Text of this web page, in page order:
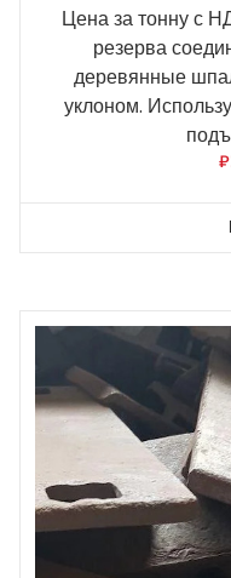
Цена за тонну с
резерва
деревянные
уклоном.
₽